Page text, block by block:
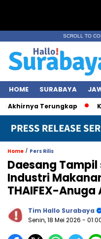
SCROLL TO
HOME SURABAYA
Terungkap KPK
Home / Pers Rilis
Daesang
Industri
THAIFEX-Anuga
Tim Hallo Surabaya
Senin, 18 Mei 2026 -